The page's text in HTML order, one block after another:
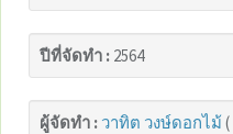
ปีที่จัดทำ : 2564
ผู้จัดทำ : วาทิต วงษ์ดอกไม้(